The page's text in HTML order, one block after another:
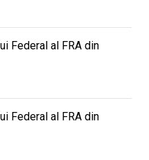
Federal al FRA din
Federal al FRA din